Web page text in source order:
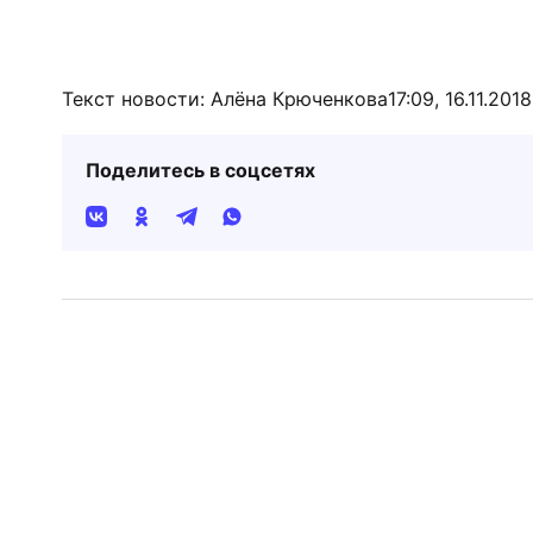
Текст новости: Алёна Крюченкова17:09, 16.11.2018
Поделитесь в соцсетях